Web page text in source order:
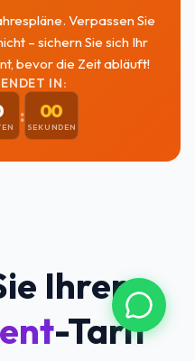
Verpassen Sie
– sichern Sie sich Ihr
bevor die Zeit abläuft!
IN:
: 00
SEKUNDEN
Ihren
-Tarif